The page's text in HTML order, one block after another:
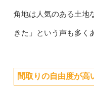
角地は人気のある土地
きた」という声も多く
間取りの自由度が高